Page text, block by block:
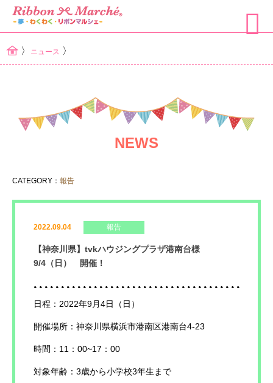
〉 ニュース 〉
NEWS
CATEGORY： 報告
2022.09.04 報告
【神奈川県】tvkハウジングプラザ港南台様
9/4（日） 開催！
日程：2022年9月4日（日）
開催場所：神奈川県横浜市港南区港南台4-23
時間：11：00~17：00
対象年齢：3歳から小学校3年生まで